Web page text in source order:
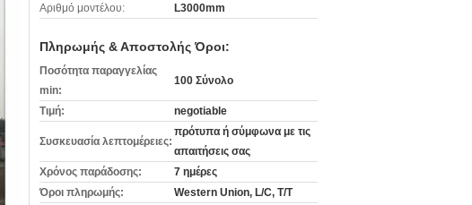
Αριθμό μοντέλου:
L3000mm
Πληρωμής & Αποστολής Όροι:
Ποσότητα παραγγελίας
min:
100 Σύνολο
Τιμή: negotiable
Συσκευασία λεπτομέρειες:
πρότυπα ή σύμφωνα με τις
απαιτήσεις σας
Χρόνος παράδοσης:
7 ημέρες
Όροι πληρωμής:
Western Union, L/C, T/T